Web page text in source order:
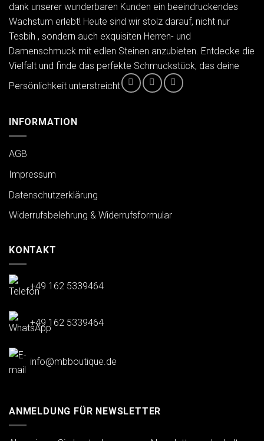
dank unserer wunderbaren Kunden ein beeindruckendes
Wachstum erlebt! Heute sind wir stolz darauf, nicht nur
Tesbih , sondern auch exquisiten Herren- und
Damenschmuck mit edlen Steinen anzubieten. Entdecke die
Vielfalt und finde das perfekte Schmuckstück, das deine
Persönlichkeit unterstreicht
INFORMATION
AGB
Impressum
Datenschutzerklärung
Widerrufsbelehrung & Widerrufsformular
KONTAKT
+49 162 5339464
+49 162 5339464
info@mbboutique.de
ANMELDUNG FÜR NEWSLETTER